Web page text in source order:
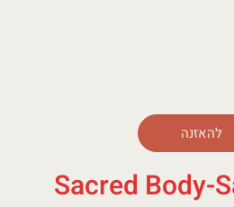
להאזנה
Sacred Body-